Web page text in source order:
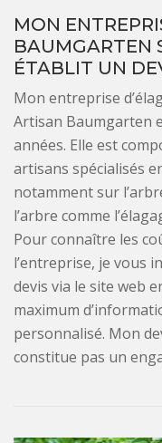
MON
BAUMGARTEN
ÉTABLIT UN
Mon entreprise
Artisan Baumgarten
années. Elle est
artisans spécialisés
notamment sur
l’arbre comme
Pour connaître les
l’entreprise, je vous
devis via le site web
maximum
personnalisé. Mon
constitue pas un